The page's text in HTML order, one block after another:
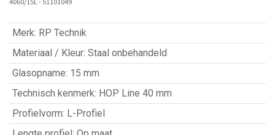
Merk: RP Technik
Materiaal / Kleur: Staal onbehandeld
Glasopname: 15 mm
Technisch kenmerk: HOP Line 40 mm
Profielvorm: L-Profiel